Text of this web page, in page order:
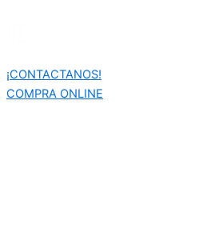
¡CONTACTANOS!
COMPRA ONLINE